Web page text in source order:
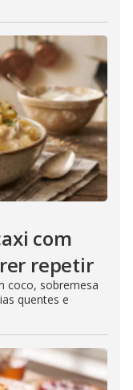
com
repetir
coco, sobremesa
quentes e